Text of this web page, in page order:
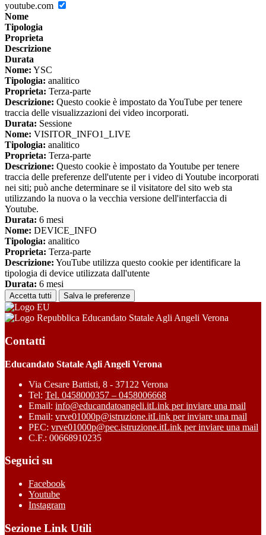
youtube.com
Nome
Tipologia
Proprieta
Descrizione
Durata
Nome: YSC
Tipologia: analitico
Proprieta: Terza-parte
Descrizione: Questo cookie è impostato da YouTube per tenere
traccia delle visualizzazioni dei video incorporati.
Durata: Sessione
Nome: VISITOR_INFO1_LIVE
Tipologia: analitico
Proprieta: Terza-parte
Descrizione: Questo cookie è impostato da Youtube per tenere
traccia delle preferenze dell'utente per i video di Youtube incorporati
nei siti; può anche determinare se il visitatore del sito web sta
utilizzando la nuova o la vecchia versione dell'interfaccia di
Youtube.
Durata: 6 mesi
Nome: DEVICE_INFO
Tipologia: analitico
Proprieta: Terza-parte
Descrizione: YouTube utilizza questo cookie per identificare la
tipologia di device utilizzata dall'utente
Durata: 6 mesi
Accetta tutti Salva le preferenze
Educandato Statale Agli Angeli Verona
Contatti
Educandato Statale Agli Angeli Verona
Via Cesare Battisti, 8 - 37122 Verona
Tel: Tel. 0458000357 – 0458006668
Email: info@educandatoangeli.itLink per inviare una mail
Email: vrve01000p@istruzione.itLink per inviare una mail
PEC: vrve01000p@pec.istruzione.itLink per inviare una mail
C.F.: 00668910235
Seguici su
Facebook
Youtube
Instagram
Sezione Link Utili